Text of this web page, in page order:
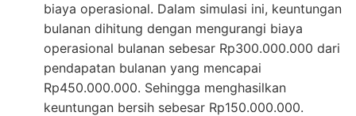
biaya operasional. Dalam simulasi ini, keuntungan
bulanan dihitung dengan mengurangi biaya
operasional bulanan sebesar Rp300.000.000 dari
pendapatan bulanan yang mencapai
Rp450.000.000. Sehingga menghasilkan
keuntungan bersih sebesar Rp150.000.000.